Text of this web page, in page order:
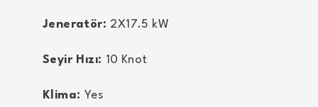
Jeneratör: 2X17.5 kW
Seyir Hızı: 10 Knot
Klima: Yes